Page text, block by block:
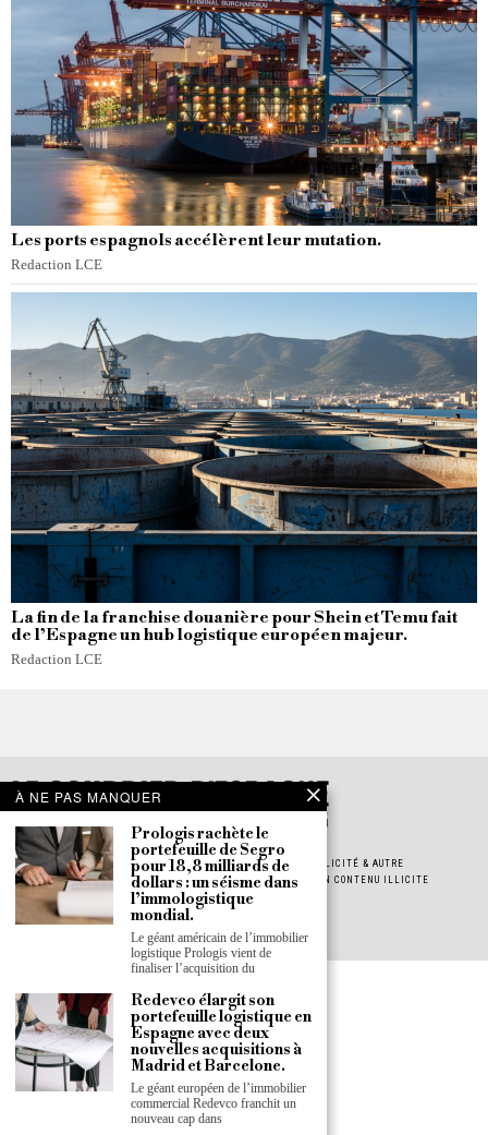
Les ports espagnols accélèrent leur mutation.
Redaction LCE
La fin de la franchise douanière pour Shein et Temu fait
de l’Espagne un hub logistique européen majeur.
Redaction LCE
POLITIQUE DE CONFIDENTIALITÉ POLITIQUE DE COOKIES
PUBLICITÉ & AUTRE
JOB & STAGE
INSCRIPTION À LA NEWSLETTER
SIGNALER UN CONTENU ILLICITE
À PROPOS
PRESS ROOM
À NE PAS MANQUER
Prologis rachète le
portefeuille de Segro
pour 18,8 milliards de
dollars : un séisme dans
l’immologistique
mondial.
Le géant américain de l’immobilier
logistique Prologis vient de
finaliser l’acquisition du
Redevco élargit son
portefeuille logistique en
Espagne avec deux
nouvelles acquisitions à
Madrid et Barcelone.
Le géant européen de l’immobilier
commercial Redevco franchit un
nouveau cap dans